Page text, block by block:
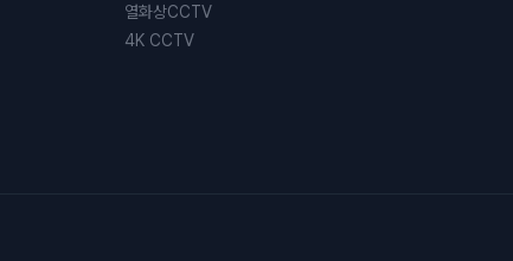
열화상CCTV
4K CCTV